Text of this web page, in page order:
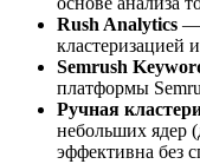
Rush Analytics —
кластеризацией
Semrush
платформы
Ручная
небольших ядер
эффективна без